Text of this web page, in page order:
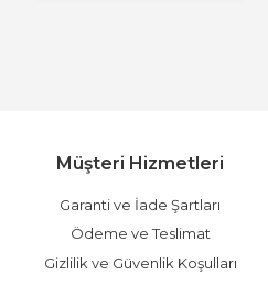
Müşteri Hizmetleri
Garanti ve İade Şartları
Ödeme ve Teslimat
Gizlilik ve Güvenlik Koşulları